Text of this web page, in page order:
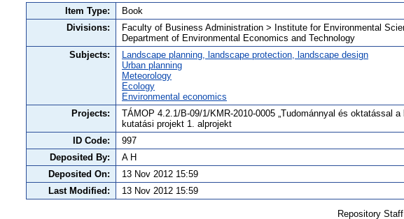
Item Type:
Book
Divisions:
Faculty of Business Administration > Institute for Environmental
Department of Environmental Economics and Technology
Subjects:
Landscape planning, landscape protection, landscape design
Urban planning
Meteorology
Ecology
Environmental economics
Projects:
TÁMOP 4.2.1/B-09/1/KMR-2010-0005 „Tudománnyal és oktatással a
kutatási projekt 1. alprojekt
ID Code:
997
Deposited By:
A H
Deposited On:
13 Nov 2012 15:59
Last Modified:
13 Nov 2012 15:59
Repository